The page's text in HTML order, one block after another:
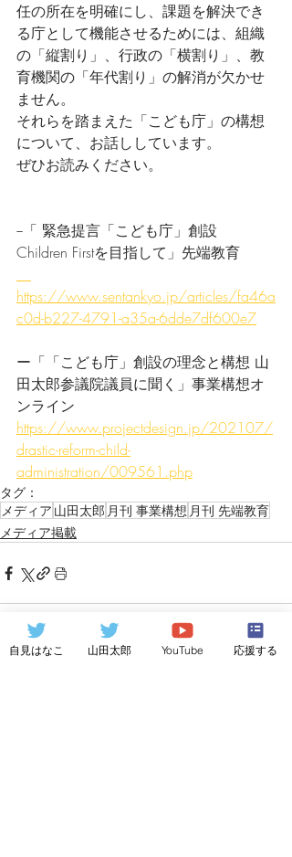
任の所在を明確にし、課題を解決でき
る庁として機能させるためには、組織
の「縦割り」、行政の「横割り」、教
育機関の「年代割り」の解消が欠かせ
ません。
それらを踏まえた「こども庁」の構想
について、お話ししています。
ぜひお読みください。
−「 緊急提言「こども庁」創設
Children Firstを目指して」先端教育
https://www.sentankyo.jp/articles/fa46a
c0d-b227-4791-a35a-6dde7df600e7
ー「「こども庁」創設の理念と構想 山
田太郎参議院議員に聞く」事業構想オ
ンライン
https://www.projectdesign.jp/202107/
drastic-reform-child-
administration/009561.php
タグ：
メディア 山田太郎 月刊 事業構想 月刊 先端教育
メディア掲載
自見はなこ 山田太郎 YouTube 応援する